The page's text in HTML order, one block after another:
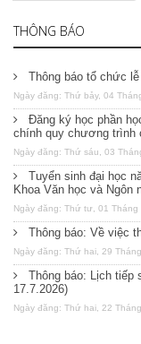
THÔNG BÁO
Thông báo tổ chức
Ngày đăng: Thứ bảy, 04
Đăng ký học phần
chính quy chương trình
Ngày đăng: Thứ sáu, 03
Tuyển sinh đại học
Khoa Văn học và Ngôn
Ngày đăng: Thứ tư, 01 Tháng
Thông báo: Về việc
Ngày đăng: Thứ hai, 29
Thông báo: Lịch tiếp
17.7.2026)
Ngày đăng: Thứ hai, 22